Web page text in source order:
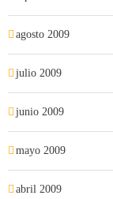
agosto 2009
julio 2009
junio 2009
mayo 2009
abril 2009